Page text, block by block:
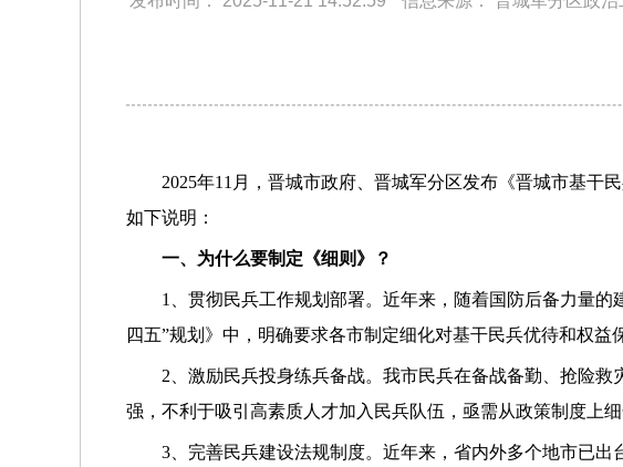
2025年11月，晋城市政府、晋城军分区发布《晋城市基干
如下说明：
一、为什么要制定《细则》？
1、贯彻民兵工作规划部署。近年来，随着国防后备力量
四五”规划》中，明确要求各市制定细化对基干民兵优待和权
2、激励民兵投身练兵备战。我市民兵在备战备勤、抢险
强，不利于吸引高素质人才加入民兵队伍，亟需从政策制度上细
3、完善民兵建设法规制度。近年来，省内外多个地市已